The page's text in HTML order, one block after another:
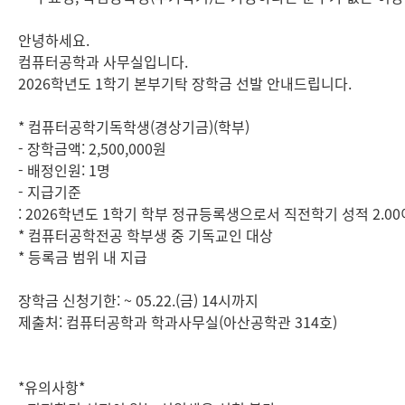
안녕하세요.
컴퓨터공학과 사무실입니다.
2026학년도 1학기 본부기탁 장학금 선발 안내드립니다.
* 컴퓨터공학기독학생(경상기금)(학부)
- 장학금액: 2,500,000원
- 배정인원: 1명
- 지급기준
: 2026학년도 1학기 학부 정규등록생으로서 직전학기 성적
* 컴퓨터공학전공 학부생 중 기독교인 대상
* 등록금 범위 내 지급
장학금 신청기한: ~ 05.22.(금) 14시까지
제출처: 컴퓨터공학과 학과사무실(아산공학관 314호)
*유의사항*